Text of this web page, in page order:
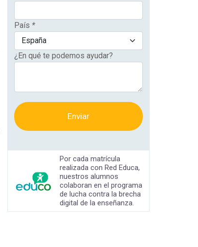
País *
¿En qué te podemos ayudar?
Enviar
Por cada matrícula
realizada con Red Educa,
nuestros alumnos
colaboran en el programa
de lucha contra la brecha
digital de la enseñanza.